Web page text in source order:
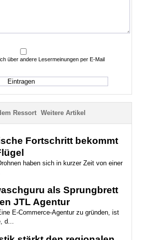
über andere Lesermeinungen per E-Mail
Weitere Artikel
Fortschritt bekommt
haben sich in kurzer Zeit von einer
als Sprungbrett
JTL Agentur
E-Commerce-Agentur zu gründen, ist
d...